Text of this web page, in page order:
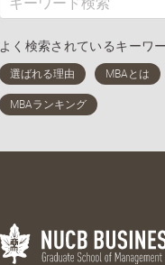
よく検索されているキーワ